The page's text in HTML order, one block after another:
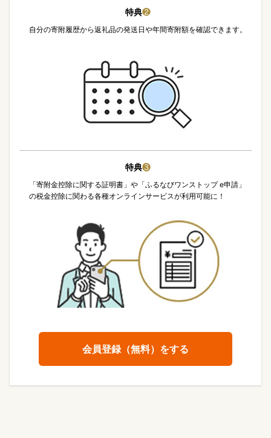
特典❷
自分の寄附履歴から返礼品の発送日や年間寄附額を確認できます。
特典❸
「寄附金控除に関する証明書」や「ふるなびワンストップ e申請」
の税金控除に関わる各種オンラインサービスが利用可能に！
会員登録（無料）をする